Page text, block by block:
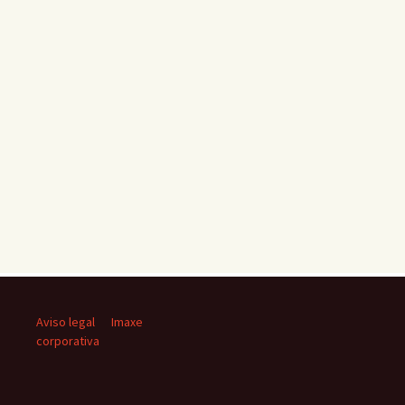
Aviso legal
Imaxe
corporativa